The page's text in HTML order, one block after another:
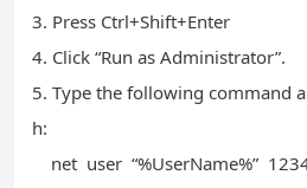
3. Press Ctrl+Shift+Enter
4. Click “Run as Administrator”.
5. Type the following command
h:
net user “%UserName%”